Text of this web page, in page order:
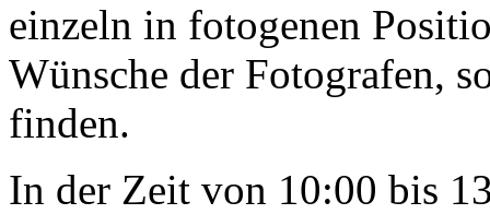
einzeln in fotogenen
Wünsche der Fotografen,
finden.
In der Zeit von 10:00 bis